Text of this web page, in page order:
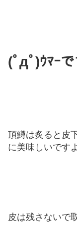
(ﾟдﾟ)ｳﾏｰで
頂鱒は炙ると皮
に美味しいです
皮は残さないで